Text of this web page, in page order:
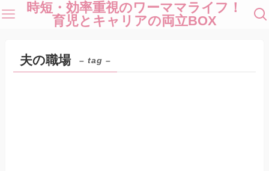
時短・効率重視のワーママライフ！
育児とキャリアの両立BOX
夫の職場 – tag –